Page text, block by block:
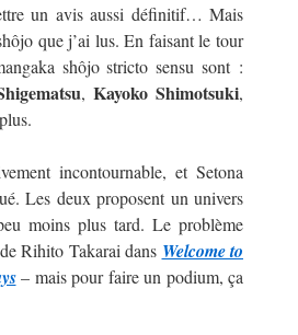
un avis aussi définitif… Mais
que j’ai lus. En faisant le tour
shôjo stricto sensu sont :
, Kayoko Shimotsuki,
incontournable, et Setona
Les deux proposent un univers
moins plus tard. Le problème
Rihito Takarai dans Welcome to
– mais pour faire un podium, ça